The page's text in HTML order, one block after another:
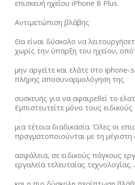
επισκευή ηχείου iPhone 8 Plus.
Αντιμετώπιση βλάβης
Θα είναι δύσκολο να
χωρίς την ύπαρξη του ηχείου,
μην αργείτε και ελάτε στο iphone-
πλήρης αποσυναρμολόγηση της
συσκευής για να αφαιρεθεί το
Εμπιστευτείτε μόνο τους ειδικούς
μια τέτοια διαδικασία. Όλες οι
πραγματοποιούνται με τη
ασφάλεια, σε ειδικούς πάγκους
εργαλεία τελευταίας τεχνολογίας.